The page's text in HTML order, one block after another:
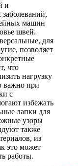
и
машин
швей.
для
позволяет
что
нагрузку
важно при
с
избежать
лапки для
узоры
также
из
это может
работы.